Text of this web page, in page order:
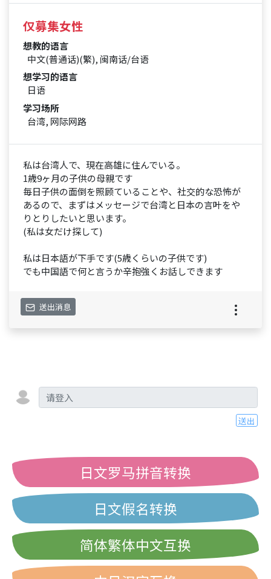
仅募集女性
想教的语言
中文(普通话)(繁), 闽南话/台语
想学习的语言
日语
学习场所
台湾, 网际网路
私は台湾人で、現在高雄に住んでいる。
1歳9ヶ月の子供の母親です
毎日子供の面倒を照顾ていることや、社交的な恐怖が
あるので、まずはメッセージで台湾と日本の言叶をや
りとりしたいと思います。
(私は女だけ探して)
私は日本語が下手です(5歳くらいの子供です)
でも中国語で何と言うか辛抱強くお話しできます
送出消息
送出
日文罗马拼音转换
日文假名转换
简体繁体中文互换